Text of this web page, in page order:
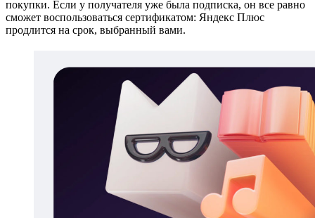
покупки. Если у получателя уже была подписка, он все равно
сможет воспользоваться сертификатом: Яндекс Плюс
продлится на срок, выбранный вами.